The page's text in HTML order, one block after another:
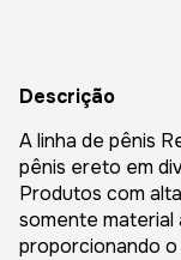
Descrição
A linha de pênis
pênis ereto em
Produtos com
somente material
proporcionando o